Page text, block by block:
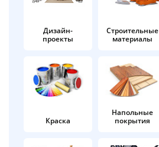
Дизайн-
проекты
Строительные
материалы
Краска
Напольные
покрытия
График платежей
Сегодня
%